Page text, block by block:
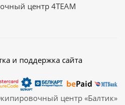
центр 4TEAM
и поддержка сайта
центр «Балтик»